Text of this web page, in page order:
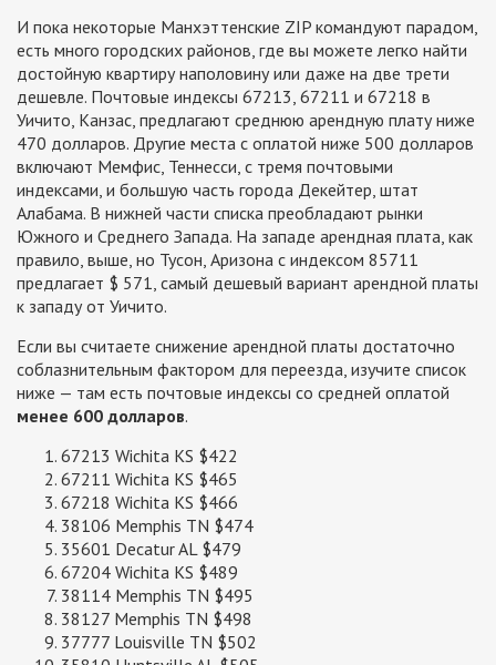
И пока некоторые Манхэттенские ZIP командуют парадом,
есть много городских районов, где вы можете легко найти
достойную квартиру наполовину или даже на две трети
дешевле. Почтовые индексы 67213, 67211 и 67218 в
Уичито, Канзас, предлагают среднюю арендную плату ниже
470 долларов. Другие места с оплатой ниже 500 долларов
включают Мемфис, Теннесси, с тремя почтовыми
индексами, и большую часть города Декейтер, штат
Алабама. В нижней части списка преобладают рынки
Южного и Среднего Запада. На западе арендная плата, как
правило, выше, но Тусон, Аризона с индексом 85711
предлагает $ 571, самый дешевый вариант арендной платы
к западу от Уичито.
Если вы считаете снижение арендной платы достаточно
соблазнительным фактором для переезда, изучите список
ниже — там есть почтовые индексы со средней оплатой
менее 600 долларов.
67213 Wichita KS $422
67211 Wichita KS $465
67218 Wichita KS $466
38106 Memphis TN $474
35601 Decatur AL $479
67204 Wichita KS $489
38114 Memphis TN $495
38127 Memphis TN $498
37777 Louisville TN $502